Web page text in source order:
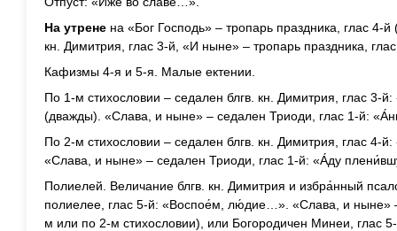
На утрене на «Бог Господь» – тропарь праздника, глас 4-
кн. Димитрия, глас 3-й, «И ныне» – тропарь праздника,
Кафизмы 4-я и 5-я. Малые ектении.
По 1-м стихословии – седален блгв. кн. Димитрия, глас 3-
(дважды). «Слава, и ныне» – седален Триоди, глас 1-й:
По 2-м стихословии – седален блгв. кн. Димитрия, глас
«Слава, и ныне» – седален Триоди, глас 1-й: «А́ду
Полиелей. Величание блгв. кн. Димитрия и избра́нный
полиелее, глас 5-й: «Воспое́м, лю́дие…». «Слава, и ныне»
м или по 2-м стихословии), или Богородичен Минеи, глас